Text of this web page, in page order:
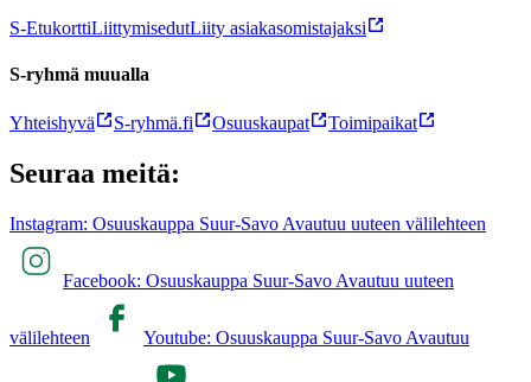
S-EtukorttiLiittymisedutLiity asiakasomistajaksi
S-ryhmä muualla
Yhteishyvä S-ryhmä.fi Osuuskaupat Toimipaikat
Seuraa meitä:
Instagram: Osuuskauppa Suur-Savo Avautuu uuteen välilehteen
Facebook: Osuuskauppa Suur-Savo Avautuu uuteen
välilehteen Youtube: Osuuskauppa Suur-Savo Avautuu